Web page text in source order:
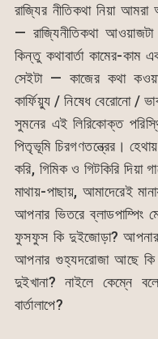
রাজ্যির নীতিকথা নিয়া
— রাজ্যিনীতিকথা
কিন্তু কথাবার্তা কামের-কাম
সেইটা — কাজের কথা
কার্ফিয়্যু / নিষেধ বেরোনো /
সুমনের এই লিরিকোক্ত
পিতৃভূমি চিরগণতন্ত্রের।
করি, গিমিক ও গিটকিরি দিয়া
মাথায়-পাছায়, আমাদেরেই
আপনার ভিতরে ব্লাডপাম্পিং
ফুসফুস কি দুইজোড়া? আপনার
আপনার গুহ্যদরোজা আছে কি
দুইখানা? নাইলে কেম্নে
বার্তালাপে?